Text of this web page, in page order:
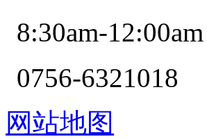
8:30am-
0756-6321018
网站地图